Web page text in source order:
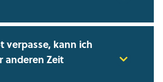
verpasse, kann ich
anderen Zeit